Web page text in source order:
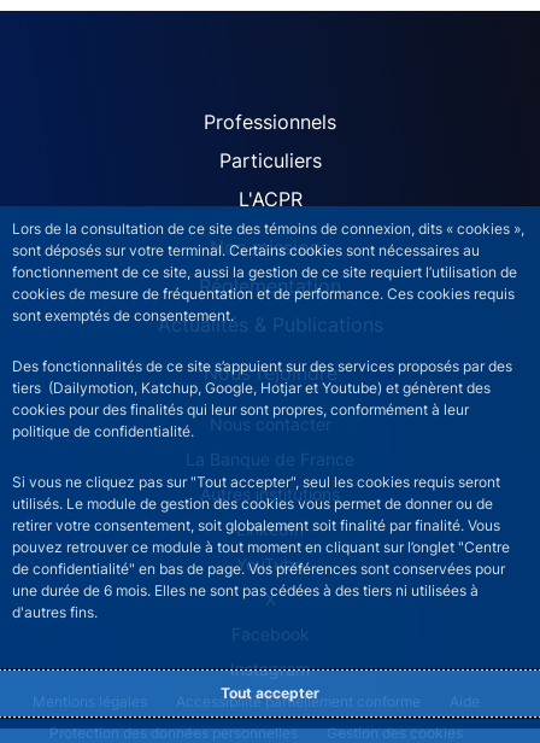
Lors de la consultation de ce site des témoins de connexion, dits « cookies »,
sont déposés sur votre terminal. Certains cookies sont nécessaires au
fonctionnement de ce site, aussi la gestion de ce site requiert l’utilisation de
cookies de mesure de fréquentation et de performance. Ces cookies requis
sont exemptés de consentement.
Des fonctionnalités de ce site s’appuient sur des services proposés par des
tiers (Dailymotion, Katchup, Google, Hotjar et Youtube) et génèrent des
cookies pour des finalités qui leur sont propres, conformément à leur
politique de confidentialité.
Si vous ne cliquez pas sur "Tout accepter", seul les cookies requis seront
utilisés. Le module de gestion des cookies vous permet de donner ou de
retirer votre consentement, soit globalement soit finalité par finalité. Vous
pouvez retrouver ce module à tout moment en cliquant sur l’onglet "Centre
de confidentialité" en bas de page. Vos préférences sont conservées pour
une durée de 6 mois. Elles ne sont pas cédées à des tiers ni utilisées à
d'autres fins.
Tout accepter
ACPR site navigation
Professionnels
Particuliers
L'ACPR
Nos missions
Réglementation
Actualités & Publications
Nous rejoindre
ACPR footer secondary menu (French)
Nous contacter
La Banque de France
Autres institutions
LinkedIn
YouTube
X
Facebook
Instagram
ACPR footer legal notice menu
Mentions légales Accessibilité partiellement conforme
Aide
Protection des données personnelles
Gestion des cookies